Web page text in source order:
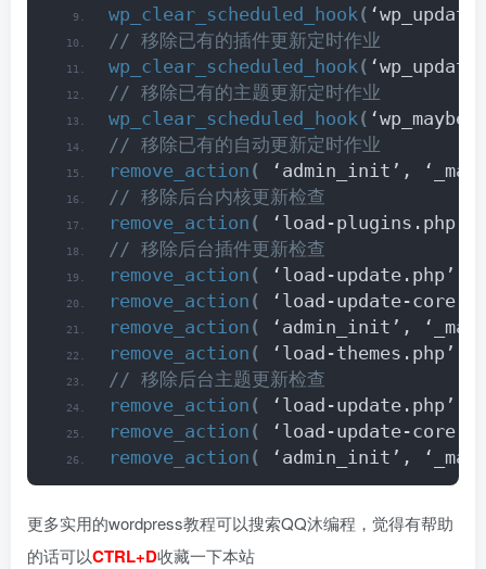
wp_clear_scheduled_hook(
// 移除已有的插件更新定时作业
wp_clear_scheduled_hook(
// 移除已有的主题更新定时作业
wp_clear_scheduled_hook(
// 移除已有的自动更新定时作业
remove_action ( ‘admin_init’,
// 移除后台内核更新检查
remove_action ( ‘load-plugins.php’,
// 移除后台插件更新检查
remove_action ( ‘load-update.php’,
remove_action ( ‘load-update-
remove_action ( ‘admin_init’,
remove_action ( ‘load-themes.php’,
// 移除后台主题更新检查
remove_action ( ‘load-update.php’,
remove_action ( ‘load-update-
remove_action ( ‘admin_init’,
更多实用的wordpress教程可以搜索QQ沐编程，觉得有帮助
的话可以CTRL+D收藏一下本站